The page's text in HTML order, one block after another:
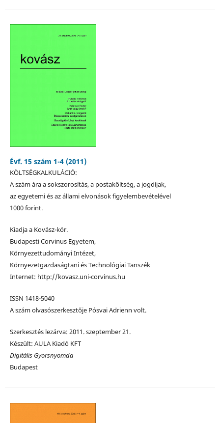
Évf. 15 szám 1-4 (2011)
KÖLTSÉGKALKULÁCIÓ:
A szám ára a sokszorosítás, a postaköltség, a jogdíjak,
az egyetemi és az állami elvonások figyelembevételével
1000 forint.
Kiadja a Kovász-kör.
Budapesti Corvinus Egyetem,
Környezettudományi Intézet,
Környezetgazdaságtani és Technológiai Tanszék
Internet: http://kovasz.uni-corvinus.hu
ISSN 1418-5040
A szám olvasószerkesztője Pósvai Adrienn volt.
Szerkesztés lezárva: 2011. szeptember 21.
Készült: AULA Kiadó KFT
Digitális Gyorsnyomda
Budapest